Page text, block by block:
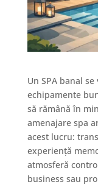
Un SPA banal
echipamente
să rămână în
amenajare spa
acest lucru:
experiență
atmosferă
business sau